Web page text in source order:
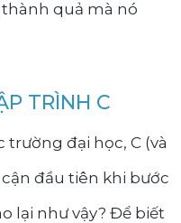
quả mà nó
TRÌNH C
đại học, C (và
đầu tiên khi bước
lại như vậy? Để biết